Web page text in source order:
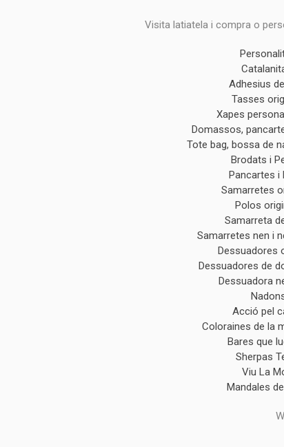
Visita latiatela i compra o
Adhesius
Tasses
Xapes
Domassos,
Tote bag, bossa de
Brodats i
Pancartes i
Samarretes
Polos
Samarreta
Samarretes nen i
Dessuadores
Dessuadores de
Dessuadora
Acció pel
Coloraines de la
Bares que
Sherpas
Viu La
Mandales